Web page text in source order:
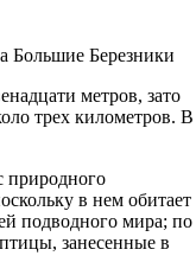
Большие Березники
метров, зато
трех километров. В
природного
в нем обитает
подводного мира; по
занесенные в